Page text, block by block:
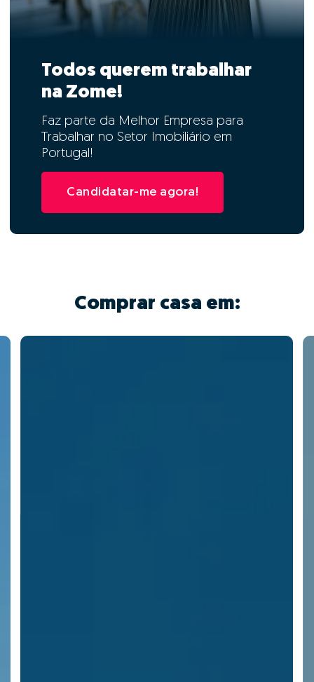
Todos querem trabalhar
na Zome!
Faz parte da Melhor Empresa para
Trabalhar no Setor Imobiliário em
Portugal!
Candidatar-me agora!
Comprar casa em: